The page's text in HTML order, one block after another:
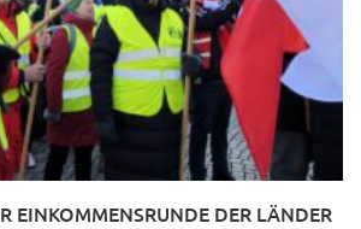
EINKOMMENSRUNDE DER LÄNDER